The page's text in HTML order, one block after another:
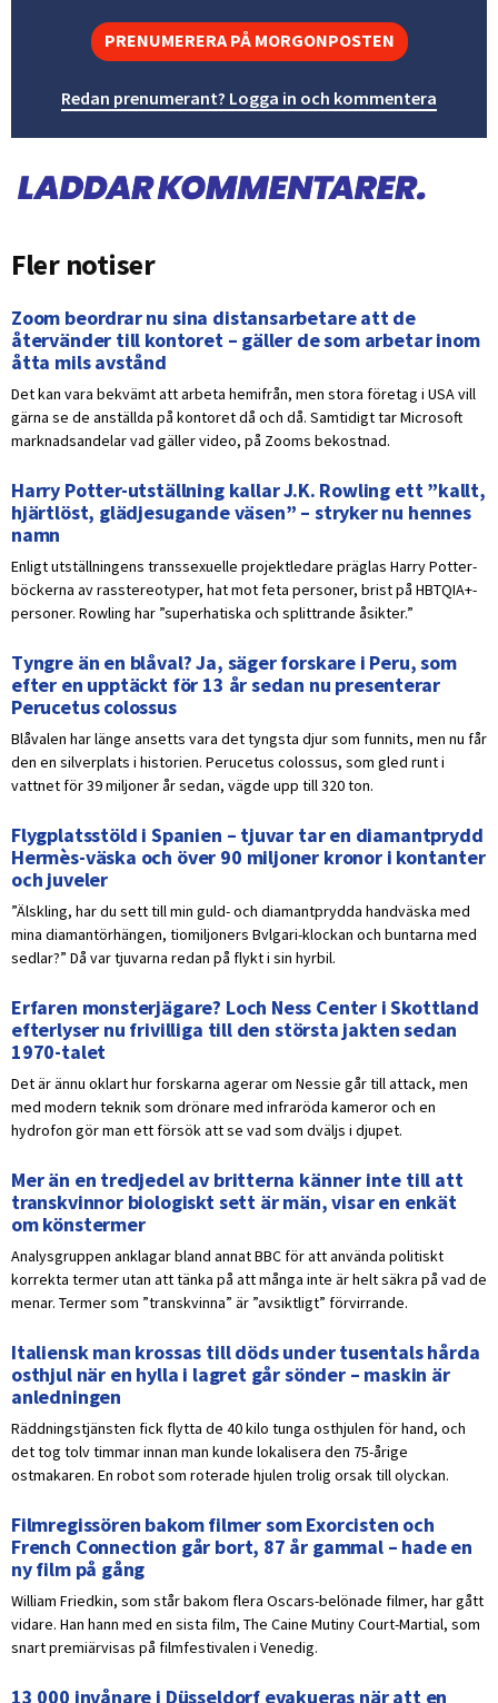
PRENUMERERA PÅ MORGONPOSTEN
Redan prenumerant? Logga in och kommentera
Fler notiser
Zoom beordrar nu sina distansarbetare att de
återvänder till kontoret – gäller de som arbetar inom
åtta mils avstånd
Det kan vara bekvämt att arbeta hemifrån, men stora företag i USA vill
gärna se de anställda på kontoret då och då. Samtidigt tar Microsoft
marknadsandelar vad gäller video, på Zooms bekostnad.
Harry Potter-utställning kallar J.K. Rowling ett ”kallt,
hjärtlöst, glädjesugande väsen” – stryker nu hennes
namn
Enligt utställningens transsexuelle projektledare präglas Harry Potter-
böckerna av rasstereotyper, hat mot feta personer, brist på HBTQIA+-
personer. Rowling har ”superhatiska och splittrande åsikter.”
Tyngre än en blåval? Ja, säger forskare i Peru, som
efter en upptäckt för 13 år sedan nu presenterar
Perucetus colossus
Blåvalen har länge ansetts vara det tyngsta djur som funnits, men nu får
den en silverplats i historien. Perucetus colossus, som gled runt i
vattnet för 39 miljoner år sedan, vägde upp till 320 ton.
Flygplatsstöld i Spanien – tjuvar tar en diamantprydd
Hermès-väska och över 90 miljoner kronor i kontanter
och juveler
”Älskling, har du sett till min guld- och diamantprydda handväska med
mina diamantörhängen, tiomiljoners Bvlgari-klockan och buntarna med
sedlar?” Då var tjuvarna redan på flykt i sin hyrbil.
Erfaren monsterjägare? Loch Ness Center i Skottland
efterlyser nu frivilliga till den största jakten sedan
1970-talet
Det är ännu oklart hur forskarna agerar om Nessie går till attack, men
med modern teknik som drönare med infraröda kameror och en
hydrofon gör man ett försök att se vad som dväljs i djupet.
Mer än en tredjedel av britterna känner inte till att
transkvinnor biologiskt sett är män, visar en enkät
om könstermer
Analysgruppen anklagar bland annat BBC för att använda politiskt
korrekta termer utan att tänka på att många inte är helt säkra på vad de
menar. Termer som ”transkvinna” är ”avsiktligt” förvirrande.
Italiensk man krossas till döds under tusentals hårda
osthjul när en hylla i lagret går sönder – maskin är
anledningen
Räddningstjänsten fick flytta de 40 kilo tunga osthjulen för hand, och
det tog tolv timmar innan man kunde lokalisera den 75-årige
ostmakaren. En robot som roterade hjulen trolig orsak till olyckan.
Filmregissören bakom filmer som Exorcisten och
French Connection går bort, 87 år gammal – hade en
ny film på gång
William Friedkin, som står bakom flera Oscars-belönade filmer, har gått
vidare. Han hann med en sista film, The Caine Mutiny Court-Martial, som
snart premiärvisas på filmfestivalen i Venedig.
13 000 invånare i Düsseldorf evakueras när att en